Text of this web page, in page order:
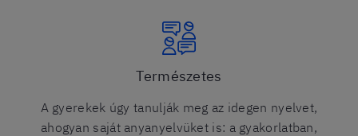
Természetes
A gyerekek úgy tanulják meg az idegen nyelvet,
ahogyan saját anyanyelvüket is: a gyakorlatban,